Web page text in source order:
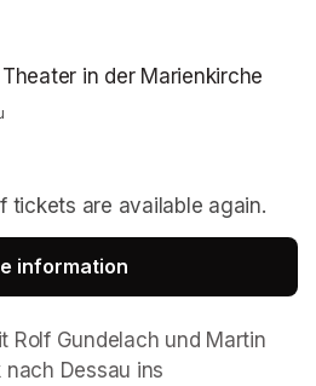
in der Marienkirche
tickets are available again.
information
Rolf Gundelach und Martin
Dessau ins